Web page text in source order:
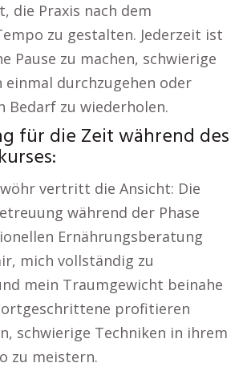
die Praxis nach dem
zu gestalten. Jederzeit ist
Pause zu machen, schwierige
einmal durchzugehen oder
Bedarf zu wiederholen.
für die Zeit während des
vertritt die Ansicht: Die
während der Phase
Ernährungsberatung
mich vollständig zu
mein Traumgewicht beinahe
profitieren
schwierige Techniken in ihrem
zu meistern.